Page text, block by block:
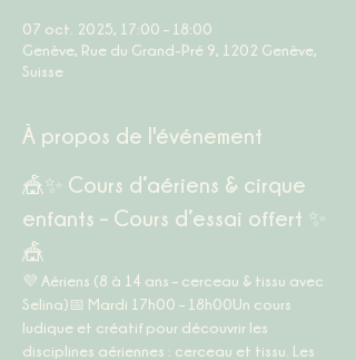
07 oct. 2025, 17:00 – 18:00
Genève, Rue du Grand-Pré 9, 1202 Genève,
Suisse
À propos de l'événement
🎪✨ Cours d’aériens & cirque
enfants – Cours d’essai offert ✨
🎪
💜 Aériens (8 à 14 ans – cerceau & tissu avec
Selina) 📅 Mardi 17h00 – 18h00Un cours
ludique et créatif pour découvrir les
disciplines aériennes : cerceau et tissu. Les